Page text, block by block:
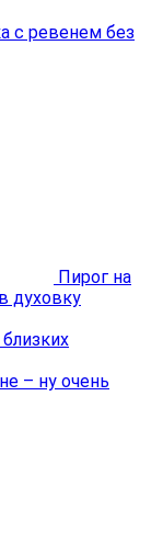
с ревенем без
Пирог на
духовку
– ну очень